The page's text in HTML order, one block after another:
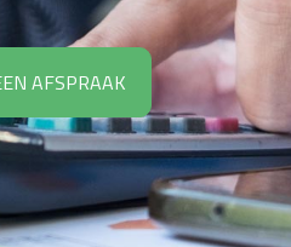
AFSPRAAK